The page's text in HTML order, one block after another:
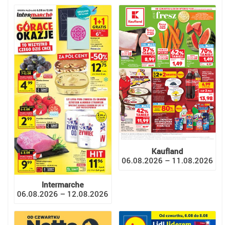
Intermarche
06.08.2026 – 12.08.2026
Kaufland
06.08.2026 – 11.08.2026